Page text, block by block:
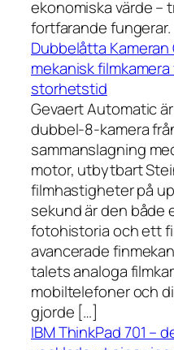
ekonomiska värde –
fortfarande fungerar.
Dubbelåtta
mekanisk
storhetstid
Gevaert Automatic
dubbel-8-kamera
sammanslagning
motor, utbytbart
filmhastigheter på
sekund är den
fotohistoria och ett
avancerade
talets analoga
mobiltelefoner och
gjorde […]
IBM ThinkPad 701 –